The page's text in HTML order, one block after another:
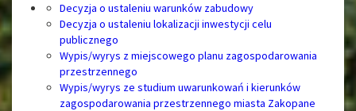
Decyzja o ustaleniu warunków zabudowy
Decyzja o ustaleniu lokalizacji inwestycji celu
publicznego
Wypis/wyrys z miejscowego planu zagospodarowania
przestrzennego
Wypis/wyrys ze studium uwarunkowań i kierunków
zagospodarowania przestrzennego miasta Zakopane